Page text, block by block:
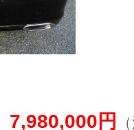
7,980,000円